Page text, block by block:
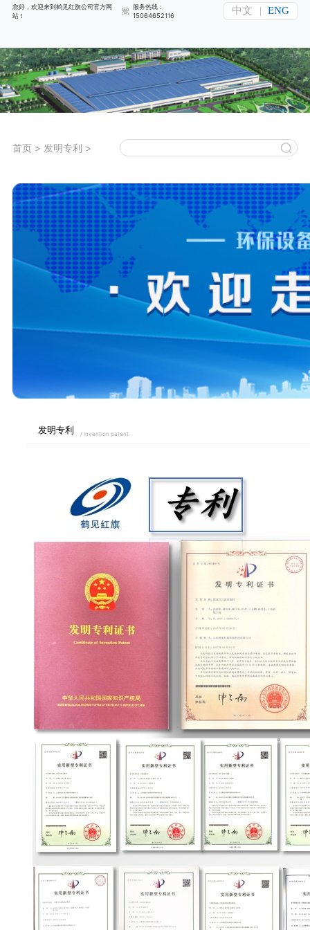
您好，欢迎来到鹤见红旗公司官方网
站！
服务热线：
15064652116
中文 | ENG
首页> 发明专利 >
发明专利 / Invention patent